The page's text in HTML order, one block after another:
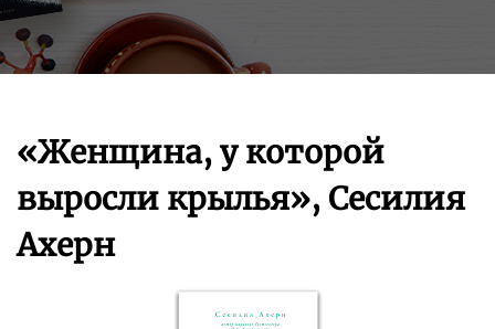
«Женщина, у которой
выросли крылья», Сесилия
Ахерн